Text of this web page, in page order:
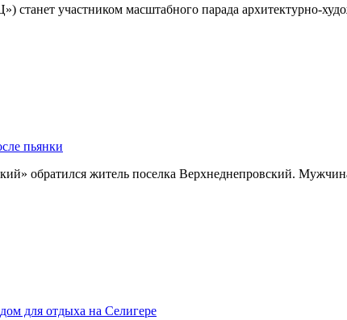
участником масштабного парада архитектурно-
пьянки
обратился житель поселка Верхнеднепровский.
для отдыха на Селигере